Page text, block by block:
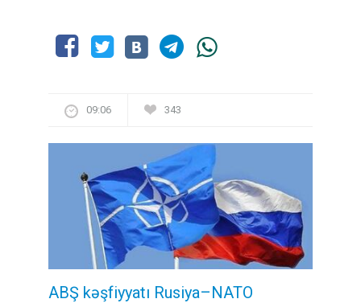
09:06 343
ABŞ kəşfiyyatı Rusiya–NATO